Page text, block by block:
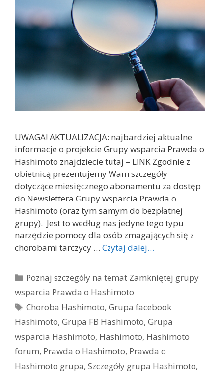
UWAGA! AKTUALIZACJA: najbardziej aktualne
informacje o projekcie Grupy wsparcia Prawda o
Hashimoto znajdziecie tutaj – LINK Zgodnie z
obietnicą prezentujemy Wam szczegóły
dotyczące miesięcznego abonamentu za dostęp
do Newslettera Grupy wsparcia Prawda o
Hashimoto (oraz tym samym do bezpłatnej
grupy). Jest to według nas jedyne tego typu
narzędzie pomocy dla osób zmagających się z
chorobami tarczycy … Czytaj dalej…
Kategorie
Poznaj szczegóły na temat Zamkniętej grupy
wsparcia Prawda o Hashimoto
Tagi
Choroba Hashimoto,Grupa facebook
Hashimoto, Grupa FB Hashimoto, Grupa
wsparcia Hashimoto, Hashimoto, Hashimoto
forum, Prawda o Hashimoto, Prawda o
Hashimoto grupa, Szczegóły grupa Hashimoto,